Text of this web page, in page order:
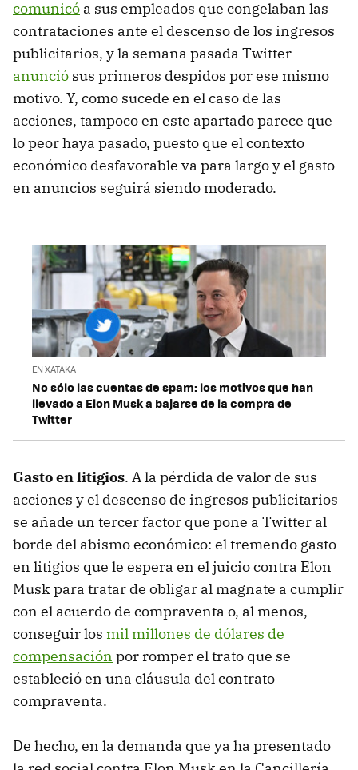
comunicó a sus empleados que congelaban las
contrataciones ante el descenso de los ingresos
publicitarios, y la semana pasada Twitter
anunció sus primeros despidos por ese mismo
motivo. Y, como sucede en el caso de las
acciones, tampoco en este apartado parece que
lo peor haya pasado, puesto que el contexto
económico desfavorable va para largo y el gasto
en anuncios seguirá siendo moderado.
EN XATAKA
No sólo las cuentas de spam: los motivos que han
llevado a Elon Musk a bajarse de la compra de
Twitter
Gasto en litigios. A la pérdida de valor de sus
acciones y el descenso de ingresos publicitarios
se añade un tercer factor que pone a Twitter al
borde del abismo económico: el tremendo gasto
en litigios que le espera en el juicio contra Elon
Musk para tratar de obligar al magnate a cumplir
con el acuerdo de compraventa o, al menos,
conseguir los mil millones de dólares de
compensación por romper el trato que se
estableció en una cláusula del contrato
compraventa.
De hecho, en la demanda que ya ha presentado